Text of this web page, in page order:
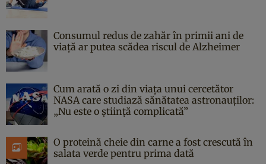
Consumul redus de zahăr în primii ani de
viață ar putea scădea riscul de Alzheimer
Cum arată o zi din viața unui cercetător
NASA care studiază sănătatea astronauților:
„Nu este o știință complicată”
O proteină cheie din carne a fost crescută în
salata verde pentru prima dată